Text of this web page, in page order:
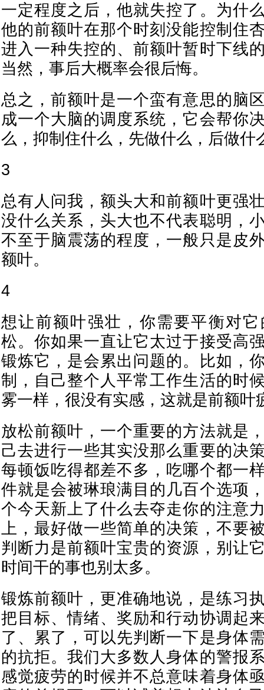
一定程度之后，他就失控了。为什
他的前额叶在那个时刻没能控制住
进入一种失控的、前额叶暂时下线
当然，事后大概率会很后悔。
总之，前额叶是一个蛮有意思的脑
成一个大脑的调度系统，它会帮你
么，抑制住什么，先做什么，后做什
3
总有人问我，额头大和前额叶更强
没什么关系，头大也不代表聪明，
不至于脑震荡的程度，一般只是皮
额叶。
4
想让前额叶强壮，你需要平衡对
松。你如果一直让它太过于接受高
锻炼它，是会累出问题的。比如，
制，自己整个人平常工作生活的时
雾一样，很没有实感，这就是前额叶
放松前额叶，一个重要的方法就是
己去进行一些其实没那么重要的决
每顿饭吃得都差不多，吃哪个都一
件就是会被琳琅满目的几百个选项
个今天新上了什么去夺走你的注意
上，最好做一些简单的决策，不要
判断力是前额叶宝贵的资源，别让
时间干的事也别太多。
锻炼前额叶，更准确地说，是练习
把目标、情绪、奖励和行动协调起
了、累了，可以先判断一下是身体
的抗拒。我们大多数人身体的警报
感觉疲劳的时候并不总意味着身体